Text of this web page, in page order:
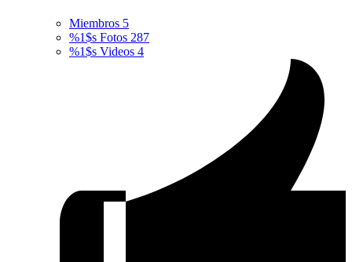
Miembros 5
%1$s Fotos 287
%1$s Videos 4